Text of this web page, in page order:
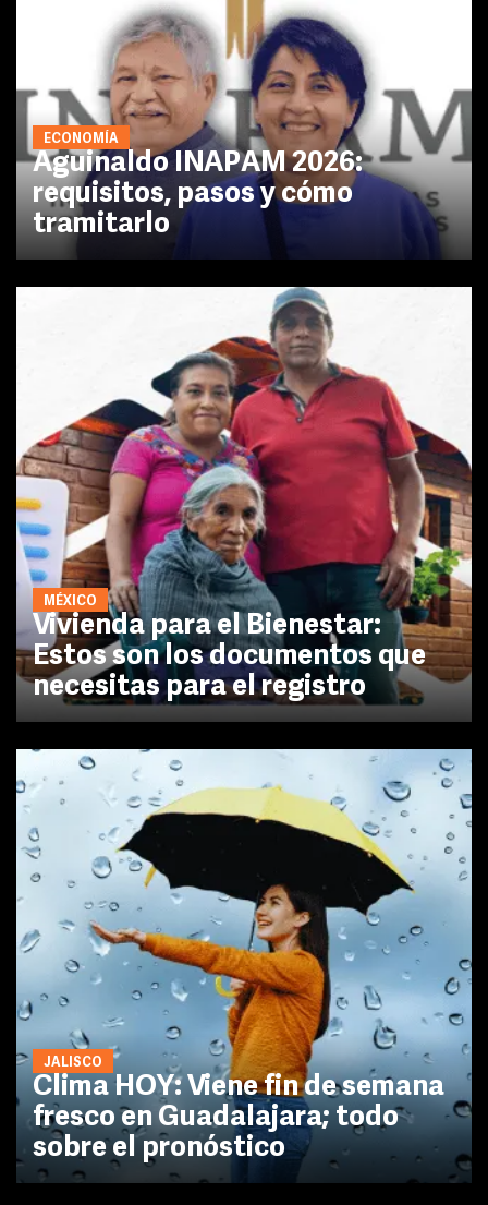
ECONOMÍA
Aguinaldo INAPAM 2026:
requisitos, pasos y cómo
tramitarlo
MÉXICO
Vivienda para el Bienestar:
Estos son los documentos que
necesitas para el registro
JALISCO
Clima HOY: Viene fin de semana
fresco en Guadalajara; todo
sobre el pronóstico